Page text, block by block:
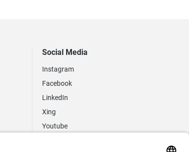
Social Media
Instagram
Facebook
LinkedIn
Xing
Youtube